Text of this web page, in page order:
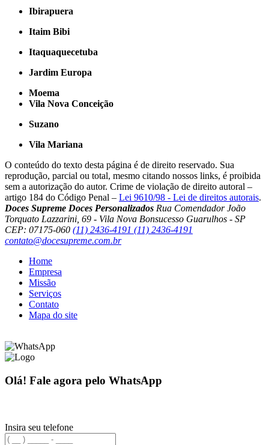
Ibirapuera
Itaim Bibi
Itaquaquecetuba
Jardim Europa
Moema
Vila Nova Conceição
Suzano
Vila Mariana
O conteúdo do texto desta página é de direito reservado. Sua
reprodução, parcial ou total, mesmo citando nossos links, é proibida
sem a autorização do autor. Crime de violação de direito autoral –
artigo 184 do Código Penal – Lei 9610/98 - Lei de direitos autorais.
Doces Supreme Doces Personalizados Rua Comendador João
Torquato Lazzarini, 69 - Vila Nova Bonsucesso Guarulhos - SP
CEP: 07175-060 (11) 2436-4191 (11) 2436-4191
contato@docesupreme.com.br
Home
Empresa
Missão
Serviços
Contato
Mapa do site
Olá! Fale agora pelo WhatsApp
Insira seu telefone